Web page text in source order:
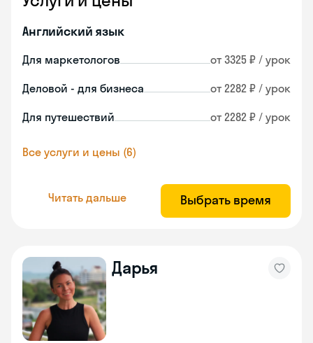
Английский язык
Для маркетологов от 3325 ₽ / урок
Деловой - для бизнеса от 2282 ₽ / урок
Для путешествий от 2282 ₽ / урок
Все услуги и цены (6)
Читать дальше Выбрать время
Дарья